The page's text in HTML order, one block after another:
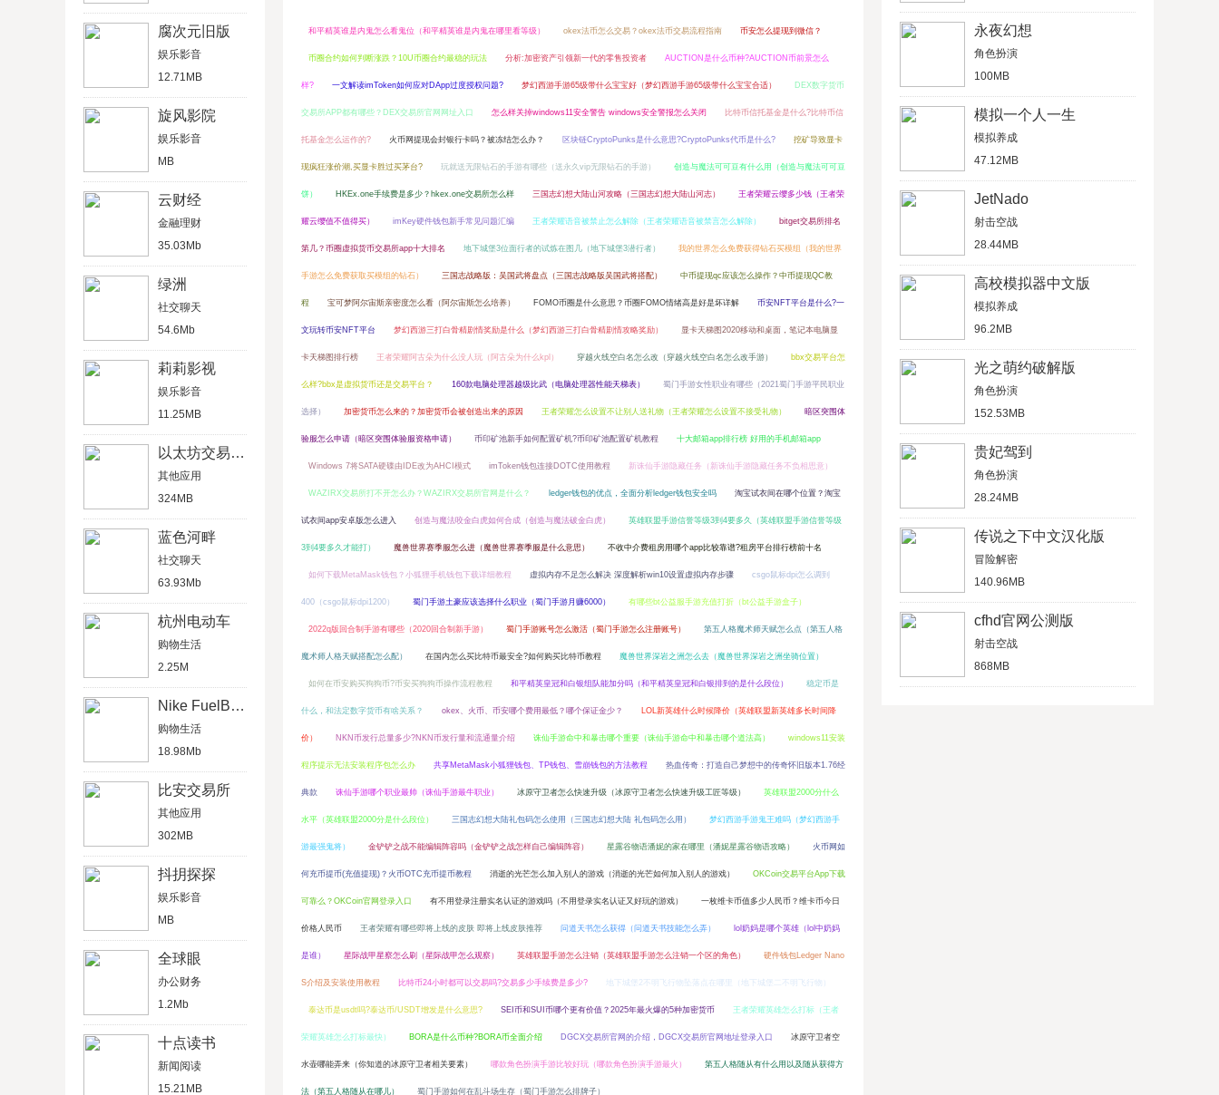
腐次元旧版
娱乐影音
12.71MB
旋风影院
娱乐影音
MB
云财经
金融理财
35.03Mb
绿洲
社交聊天
54.6Mb
莉莉影视
娱乐影音
11.25MB
以太坊交易平台
其他应用
324MB
蓝色河畔
社交聊天
63.93Mb
杭州电动车
购物生活
2.25M
Nike FuelBand
购物生活
18.98Mb
比安交易所
其他应用
302MB
抖抈探探
娱乐影音
MB
全球眼
办公财务
1.2Mb
十点读书
新闻阅读
15.21MB
和平精英谁是内鬼怎么看鬼位（和平精英谁是内鬼在哪里看等级） okex法币怎么交易？okex法币交易流程指南 币安怎么提现到微信？
币圈合约如何判断涨跌？10U币圈合约最稳的玩法 分析:加密资产引领新一代的零售投资者 AUCTION是什么币种?AUCTION币前景怎么
样? 一文解读imToken如何应对DApp过度授权问题? 梦幻西游手游65级带什么宝宝好（梦幻西游手游65级带什么宝宝合适） DEX数字货币
交易所APP都有哪些？DEX交易所官网网址入口 怎么样关掉windows11安全警告 windows安全警报怎么关闭 比特币信托基金是什么?比特币信
托基金怎么运作的? 火币网提现会封银行卡吗？被冻结怎么办？ 区块链CryptoPunks是什么意思?CryptoPunks代币是什么? 挖矿导致显卡
现疯狂涨价潮,买显卡胜过买茅台? 玩就送无限钻石的手游有哪些（送永久vip无限钻石的手游） 创造与魔法可可豆有什么用（创造与魔法可可豆
饼） HKEx.one手续费是多少？hkex.one交易所怎么样 三国志幻想大陆山河攻略（三国志幻想大陆山河志） 王者荣耀云缨多少钱（王者荣
耀云缨值不值得买） imKey硬件钱包新手常见问题汇编 王者荣耀语音被禁止怎么解除（王者荣耀语音被禁言怎么解除） bitget交易所排名
第几？币圈虚拟货币交易所app十大排名 地下城堡3位面行者的试炼在图几（地下城堡3潜行者） 我的世界怎么免费获得钻石买模组（我的世界
手游怎么免费获取买模组的钻石） 三国志战略版：吴国武将盘点（三国志战略版吴国武将搭配） 中币提现qc应该怎么操作？中币提现QC教
程 宝可梦阿尔宙斯亲密度怎么看（阿尔宙斯怎么培养） FOMO币圈是什么意思？币圈FOMO情绪高是好是坏详解 币安NFT平台是什么?一
文玩转币安NFT平台 梦幻西游三打白骨精剧情奖励是什么（梦幻西游三打白骨精剧情攻略奖励） 显卡天梯图2020移动和桌面，笔记本电脑显
卡天梯图排行榜 王者荣耀阿古朵为什么没人玩（阿古朵为什么kpl） 穿越火线空白名怎么改（穿越火线空白名怎么改手游） bbx交易平台怎
么样?bbx是虚拟货币还是交易平台？ 160款电脑处理器越级比武（电脑处理器性能天梯表） 蜀门手游女性职业有哪些（2021蜀门手游平民职业
选择） 加密货币怎么来的？加密货币会被创造出来的原因 王者荣耀怎么设置不让别人送礼物（王者荣耀怎么设置不接受礼物） 暗区突围体
验服怎么申请（暗区突围体验服资格申请） 币印矿池新手如何配置矿机?币印矿池配置矿机教程 十大邮箱app排行榜 好用的手机邮箱app
Windows 7将SATA硬碟由IDE改为AHCI模式 imToken钱包连接DOTC使用教程 新诛仙手游隐藏任务（新诛仙手游隐藏任务不负相思意）
WAZIRX交易所打不开怎么办？WAZIRX交易所官网是什么？ ledger钱包的优点，全面分析ledger钱包安全吗 淘宝试衣间在哪个位置？淘宝
试衣间app安卓版怎么进入 创造与魔法咬金白虎如何合成（创造与魔法破金白虎） 英雄联盟手游信誉等级3到4要多久（英雄联盟手游信誉等级
3到4要多久才能打） 魔兽世界赛季服怎么进（魔兽世界赛季服是什么意思） 不收中介费租房用哪个app比较靠谱?租房平台排行榜前十名
如何下载MetaMask钱包？小狐狸手机钱包下载详细教程 虚拟内存不足怎么解决 深度解析win10设置虚拟内存步骤 csgo鼠标dpi怎么调到
400（csgo鼠标dpi1200） 蜀门手游土豪应该选择什么职业（蜀门手游月赚6000） 有哪些bt公益服手游充值打折（bt公益手游盒子）
2022q版回合制手游有哪些（2020回合制新手游） 蜀门手游账号怎么激活（蜀门手游怎么注册账号） 第五人格魔术师天赋怎么点（第五人格
魔术师人格天赋搭配怎么配） 在国内怎么买比特币最安全?如何购买比特币教程 魔兽世界深岩之洲怎么去（魔兽世界深岩之洲坐骑位置）
如何在币安购买狗狗币?币安买狗狗币操作流程教程 和平精英皇冠和白银组队能加分吗（和平精英皇冠和白银排到的是什么段位） 稳定币是
什么，和法定数字货币有啥关系？ okex、火币、币安哪个费用最低？哪个保证金少？ LOL新英雄什么时候降价（英雄联盟新英雄多长时间降
价） NKN币发行总量多少?NKN币发行量和流通量介绍 诛仙手游命中和暴击哪个重要（诛仙手游命中和暴击哪个道法高） windows11安装
程序提示无法安装程序包怎么办 共享MetaMask小狐狸钱包、TP钱包、雪崩钱包的方法教程 热血传奇：打造自己梦想中的传奇怀旧版本1.76经
典款 诛仙手游哪个职业最帅（诛仙手游最牛职业） 冰原守卫者怎么快速升级（冰原守卫者怎么快速升级工匠等级） 英雄联盟2000分什么
水平（英雄联盟2000分是什么段位） 三国志幻想大陆礼包码怎么使用（三国志幻想大陆 礼包码怎么用） 梦幻西游手游鬼王难吗（梦幻西游手
游最强鬼将） 金铲铲之战不能编辑阵容吗（金铲铲之战怎样自己编辑阵容） 星露谷物语潘妮的家在哪里（潘妮星露谷物语攻略） 火币网如
何充币提币(充值提现)？火币OTC充币提币教程 消逝的光芒怎么加入别人的游戏（消逝的光芒如何加入别人的游戏） OKCoin交易平台App下载
可靠么？OKCoin官网登录入口 有不用登录注册实名认证的游戏吗（不用登录实名认证又好玩的游戏） 一枚维卡币值多少人民币？维卡币今日
价格人民币 王者荣耀有哪些即将上线的皮肤 即将上线皮肤推荐 问道天书怎么获得（问道天书技能怎么弄） lol奶妈是哪个英雄（lol中奶妈
是谁） 星际战甲星察怎么刷（星际战甲怎么观察） 英雄联盟手游怎么注销（英雄联盟手游怎么注销一个区的角色） 硬件钱包Ledger Nano
S介绍及安装使用教程 比特币24小时都可以交易吗?交易多少手续费是多少? 地下城堡2不明飞行物坠落点在哪里（地下城堡二不明飞行物）
泰达币是usdt吗?泰达币/USDT增发是什么意思? SEI币和SUI币哪个更有价值？2025年最火爆的5种加密货币 王者荣耀英雄怎么打标（王者
荣耀英雄怎么打标最快） BORA是什么币种?BORA币全面介绍 DGCX交易所官网的介绍，DGCX交易所官网地址登录入口 冰原守卫者空
水壶哪能弄来（你知道的冰原守卫者相关要素） 哪款角色扮演手游比较好玩（哪款角色扮演手游最火） 第五人格随从有什么用以及随从获得方
法（第五人格随从在哪儿） 蜀门手游如何在乱斗场生存（蜀门手游怎么排牌子）
永夜幻想
角色扮演
100MB
模拟一个人一生
模拟养成
47.12MB
JetNado
射击空战
28.44MB
高校模拟器中文版
模拟养成
96.2MB
光之萌约破解版
角色扮演
152.53MB
贵妃驾到
角色扮演
28.24MB
传说之下中文汉化版
冒险解密
140.96MB
cfhd官网公测版
射击空战
868MB